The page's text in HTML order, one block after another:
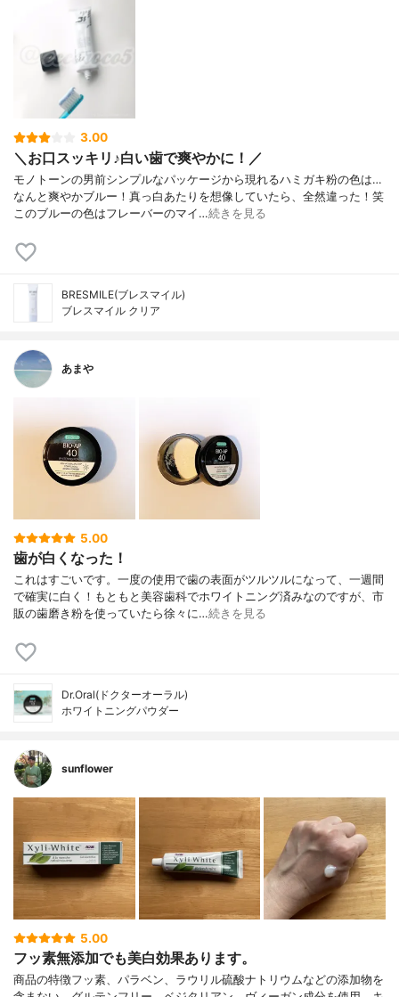
3.00
＼お口スッキリ♪白い歯で爽やかに！／
モノトーンの男前シンプルなパッケージから現れるハミガキ粉の色は…
なんと爽やかブルー！真っ白あたりを想像していたら、全然違った！笑
このブルーの色はフレーバーのマイ…続きを見る
BRESMILE(ブレスマイル)
ブレスマイル クリア
あまや
5.00
歯が白くなった！
これはすごいです。一度の使用で歯の表面がツルツルになって、一週間
で確実に白く！もともと美容歯科でホワイトニング済みなのですが、市
販の歯磨き粉を使っていたら徐々に…続きを見る
Dr.Oral(ドクターオーラル)
ホワイトニングパウダー
sunflower
5.00
フッ素無添加でも美白効果あります。
商品の特徴フッ素、パラベン、ラウリル硫酸ナトリウムなどの添加物を